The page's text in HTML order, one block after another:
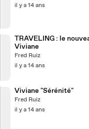
il y a 14 ans
TRAVELING : le
Viviane
Fred Ruiz
il y a 14 ans
Viviane "Sérénité"
Fred Ruiz
il y a 14 ans